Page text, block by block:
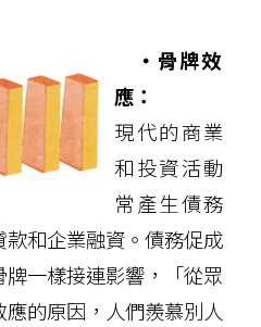
‧骨牌效
應：
現代的商業
和投資活動
常產生債務
款和企業融資。債務促成
一樣接連影響，「從眾
的原因，人們羨慕別人